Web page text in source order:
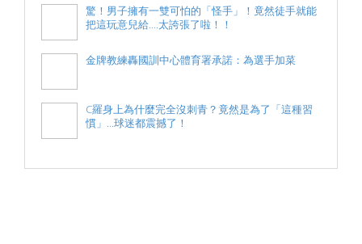
驚！男子擁有一雙可怕的「怪手」！竟然徒手就能
把這玩意兒給....太誇張了啦！！
金牌教練轟國訓中心體育署承諾：為選手加菜
C羅身上為什麼完全沒刺青？竟然是為了「這種習
慣」...球迷都震撼了！